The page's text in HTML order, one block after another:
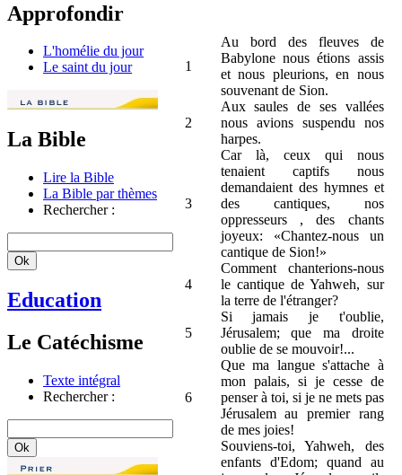
Approfondir
L'homélie du jour
Le saint du jour
La Bible
Lire la Bible
La Bible par thèmes
Rechercher :
Education
Le Catéchisme
Texte intégral
Rechercher :
1
Au bord des fleuves de
Babylone nous étions assis
et nous pleurions, en nous
souvenant de Sion.
2
Aux saules de ses vallées
nous avions suspendu nos
harpes.
3
Car là, ceux qui nous
tenaient captifs nous
demandaient des hymnes et
des cantiques, nos
oppresseurs , des chants
joyeux: «Chantez-nous un
cantique de Sion!»
4
Comment chanterions-nous
le cantique de Yahweh, sur
la terre de l'étranger?
5
Si jamais je t'oublie,
Jérusalem; que ma droite
oublie de se mouvoir!...
6
Que ma langue s'attache à
mon palais, si je cesse de
penser à toi, si je ne mets pas
Jérusalem au premier rang
de mes joies!
Souviens-toi, Yahweh, des
enfants d'Edom; quand au